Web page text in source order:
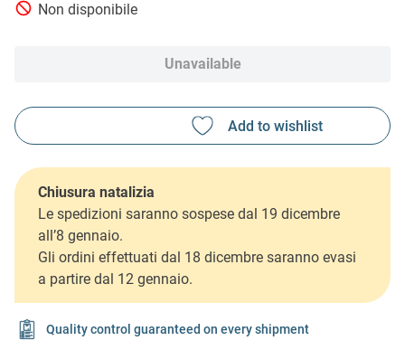
Non disponibile
Unavailable
Chiusura natalizia
Le spedizioni saranno sospese dal 19 dicembre
all’8 gennaio.
Gli ordini effettuati dal 18 dicembre saranno evasi
a partire dal 12 gennaio.
Quality control guaranteed on every shipment